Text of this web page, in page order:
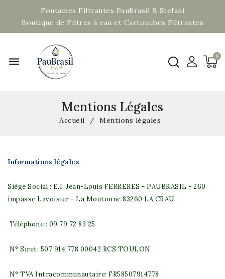
Fontaines Filtrantes PauBrasil & Stefani
Boutique de Filtres à eau et Cartouches Filtrantes
menu
Mentions Légales
Accueil Mentions légales
Informations légales
Siège Social : E.I. Jean-Louis FERRERES - PAUBRASIL - 260
impasse Lavoisier - La Moutonne 83260 LA CRAU
Téléphone : 09 79 72 83 25
N° Siret: 507 914 778 00042 RCS TOULON
N° TVA Intracommunautaire: FR58507914778